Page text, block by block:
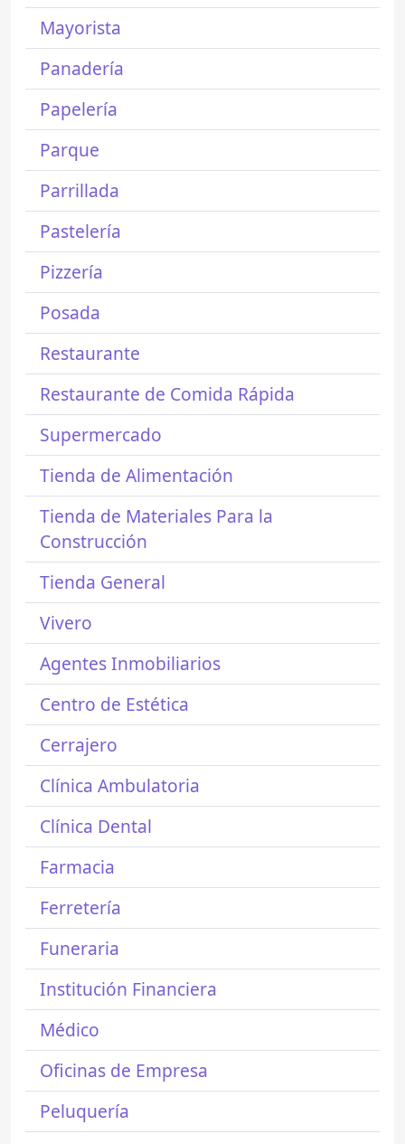
Mayorista
Panadería
Papelería
Parque
Parrillada
Pastelería
Pizzería
Posada
Restaurante
Restaurante de Comida Rápida
Supermercado
Tienda de Alimentación
Tienda de Materiales Para la
Construcción
Tienda General
Vivero
Agentes Inmobiliarios
Centro de Estética
Cerrajero
Clínica Ambulatoria
Clínica Dental
Farmacia
Ferretería
Funeraria
Institución Financiera
Médico
Oficinas de Empresa
Peluquería